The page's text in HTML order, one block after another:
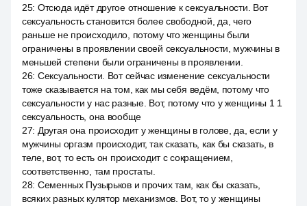
25: Отсюда идёт другое отношение к сексуальности. Вот
сексуальность становится более свободной, да, чего
раньше не происходило, потому что женщины были
ограничены в проявлении своей сексуальности, мужчины в
меньшей степени были ограничены в проявлении.
26: Сексуальности. Вот сейчас изменение сексуальности
тоже сказывается на том, как мы себя ведём, потому что
сексуальности у нас разные. Вот, потому что у женщины 1 1
сексуальность, она вообще
27: Другая она происходит у женщины в голове, да, если у
мужчины оргазм происходит, так сказать, как бы сказать, в
теле, вот, то есть он происходит с сокращением,
соответственно, там простаты.
28: Семенных Пузырьков и прочих там, как бы сказать,
всяких разных кулятор механизмов. Вот, то у женщины